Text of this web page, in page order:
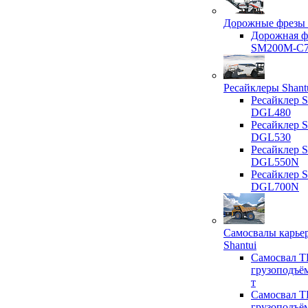
Дорожные фрезы
Дорожная
SM200M-
Ресайклеры
Ресайклер
DGL480
Ресайклер
DGL530
Ресайклер
DGL550N
Ресайклер
DGL700N
Самосвалы
Shantui
Самосвал
т
Самосвал